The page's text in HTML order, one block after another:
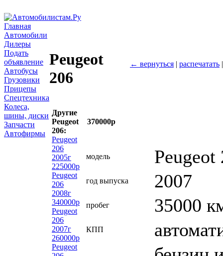
Главная
Автомобили
Дилеры
Подать
объявление
Автобусы
Грузовики
Прицепы
Спецтехника
Колеса,
шины, диски
Запчасти
Автофирмы
Peugeot
206
← вернуться | распечатать
Другие
Peugeot
206:
Peugeot
206
2005г
225000р
Peugeot
206
2008г
340000р
Peugeot
206
2007г
260000р
Peugeot
370000р
модель Peugeot
год выпуска 2007
пробег 35000
КПП